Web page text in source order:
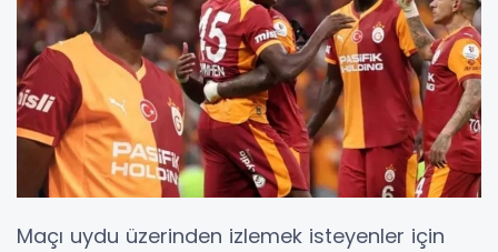
Maçı uydu üzerinden izlemek isteyenler için